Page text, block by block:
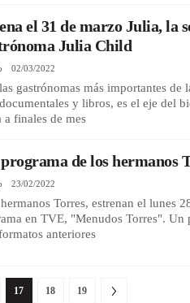
el 31 de marzo Julia, la
Julia Child
02/03/2022
gastrónomas más importantes de
y libros, es el eje del
a finales de mes
de los hermanos
23/02/2022
Torres, estrenan el lunes
en TVE, "Menudos Torres". Un
anteriores
17 18 19